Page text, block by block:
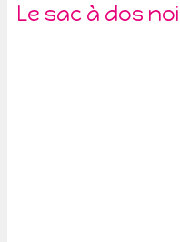
Le sac à dos